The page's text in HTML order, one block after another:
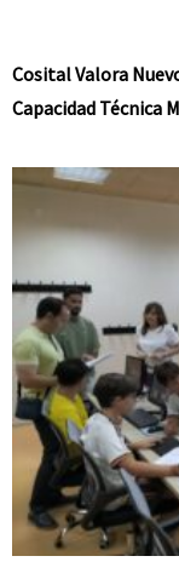
Cosital Valora
Capacidad Técnica